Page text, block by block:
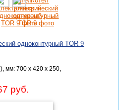
одноконтурный TOR 9
мм: 700 x 420 x 250,
руб.